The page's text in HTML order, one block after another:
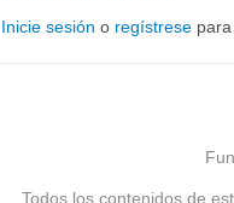
Inicie sesión o regístrese
Todos los contenidos de